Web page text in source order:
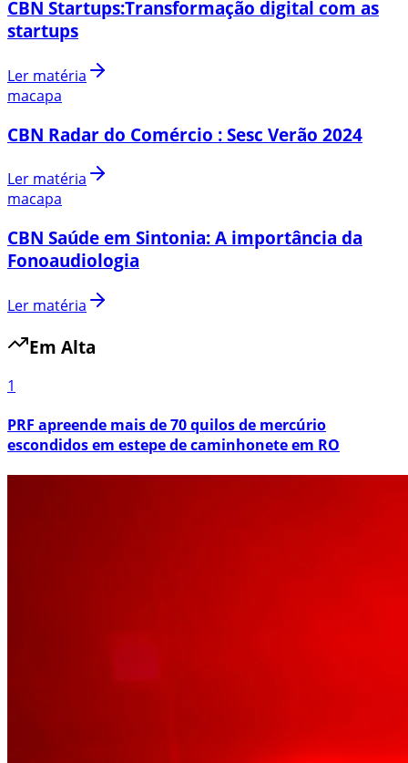
CBN Startups:Transformação digital com as
startups
Ler matéria
macapa
CBN Radar do Comércio : Sesc Verão 2024
Ler matéria
macapa
CBN Saúde em Sintonia: A importância da
Fonoaudiologia
Ler matéria
Em Alta
1
PRF apreende mais de 70 quilos de mercúrio
escondidos em estepe de caminhonete em RO